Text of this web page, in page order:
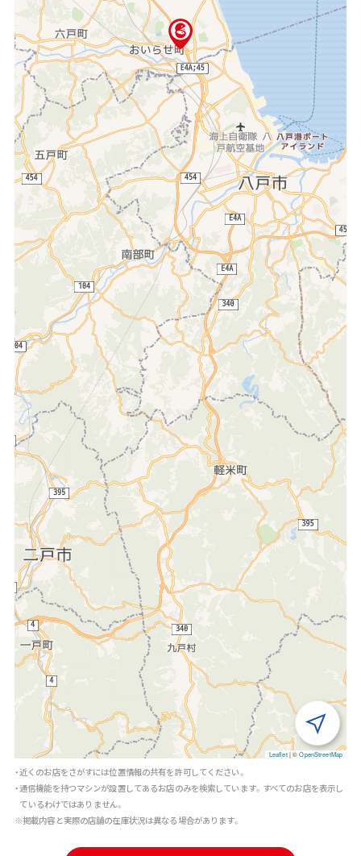
Leaflet |©OpenStreetMap
・近くのお店をさがすには位置情報の共有を許可してください。
・通信機能を持つマシンが設置してあるお店のみを検索しています。すべてのお店を表示し
ているわけではありません。
※掲載内容と実際の店舗の在庫状況は異なる場合があります。